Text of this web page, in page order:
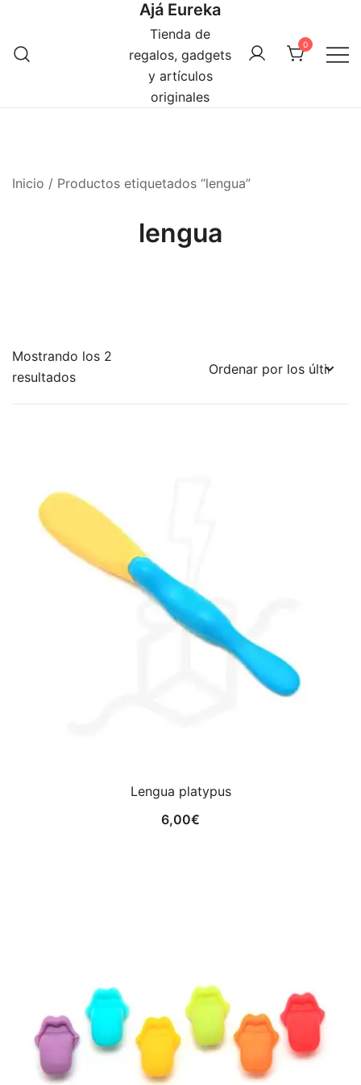
contenido
Ajá Eureka
Tienda de
regalos, gadgets
y artículos
originales
0
Inicio / Productos etiquetados “lengua”
lengua
Mostrando los 2
resultadosOrdenado
Lengua platypus
6,00€